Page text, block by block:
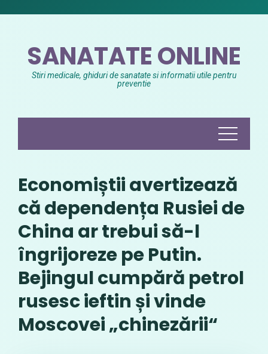
SANATATE ONLINE
Stiri medicale, ghiduri de sanatate si informatii utile pentru
preventie
Economiștii avertizează
că dependența Rusiei de
China ar trebui să-l
îngrijoreze pe Putin.
Bejingul cumpără petrol
rusesc ieftin și vinde
Moscovei „chinezării“